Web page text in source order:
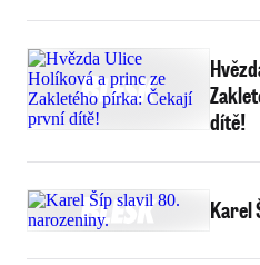
dítě!
Karel